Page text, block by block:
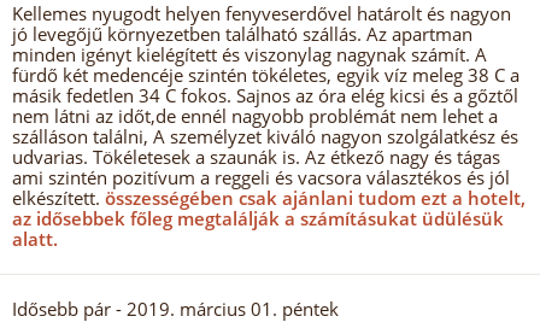
Kellemes nyugodt helyen fenyveserdővel határolt és nagyon
jó levegőjű környezetben található szállás. Az apartman
minden igényt kielégített és viszonylag nagynak számít. A
fürdő két medencéje szintén tökéletes, egyik víz meleg 38 C a
másik fedetlen 34 C fokos. Sajnos az óra elég kicsi és a gőztől
nem látni az időt,de ennél nagyobb problémát nem lehet a
szálláson találni, A személyzet kiváló nagyon szolgálatkész és
udvarias. Tökéletesek a szaunák is. Az étkező nagy és tágas
ami szintén pozitívum a reggeli és vacsora választékos és jól
elkészített. összességében csak ajánlani tudom ezt a hotelt,
az idősebbek főleg megtalálják a számításukat üdülésük
alatt.
Idősebb pár - 2019. március 01. péntek